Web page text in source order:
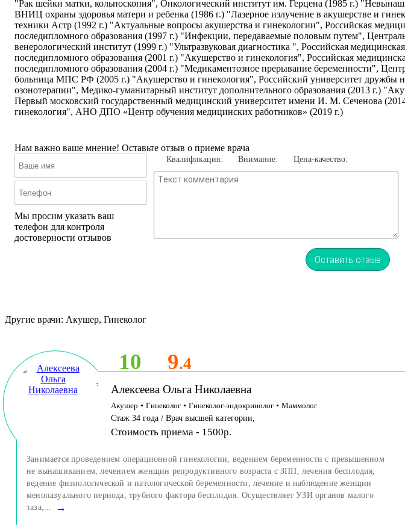
"Рак шейки матки, кольпоскопия", Онкологический институт им. Герцена (1985 г.)
ВНИЦ охраны здоровья матери и ребенка (1986 г.) "Лазерное излучение в акушерстве и
техники Астр (1992 г.) "Актуальные вопросы акушерства и гинекологии", Российская
последипломного образования (1997 г.) "Инфекции, передаваемые половым путем",
венерологический институт (1999 г.) "Ультразвуковая диагностика ", Российская
последипломного образования (2001 г.) "Акушерство и гинекология", Российская
последипломного образования (2004 г.) "Медикаментозное прерывание беременности",
больница МПС РФ (2005 г.) "Акушерство и гинекология", Российский университет дружбы
озонотерапии", Медико-гуманитарный институт дополнительного образования (2013 г.)
Первый московский государственный медицинский университет имени И. М. Сеченова
гинекология", АНО ДПО «Центр обучения медицинских работников» (2019 г.)
Нам важно ваше мнение! Оставьте отзыв о приеме врача
Мы просим указать ваш
телефон для контроля
достоверности отзывов
Квалификация: Внимание: Цена-качество:
Оставить отзыв
Другие врачи: Акушер, Гинеколог
10 9.4
Принимает детей
и взрослых
Алексеева Ольга Николаевна
Акушер • Гинеколог • Гинеколог-эндокринолог • Маммолог
Стаж 34 года / Врач высшей категории,
Стоимость приема - 1500р.
Занимается проведением операционной гинекологии, ведением беременности с превышенном
не вынашиванием, лечением женщин репродуктивного возраста с ЗПП, лечения бесплодия,
ведение физиологической и патологической беременности, лечение и наблюдение женщин
менопазуального периода, трубного фактора бесплодия. Осуществляет УЗИ органов малого
таза,...
→